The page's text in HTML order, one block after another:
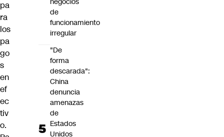
pa
ra
los
pa
go
s
en
ef
ec
tiv
o.
de
funcionamiento
irregular
"De
forma
descarada":
China
denuncia
amenazas
de
Estados
Unidos